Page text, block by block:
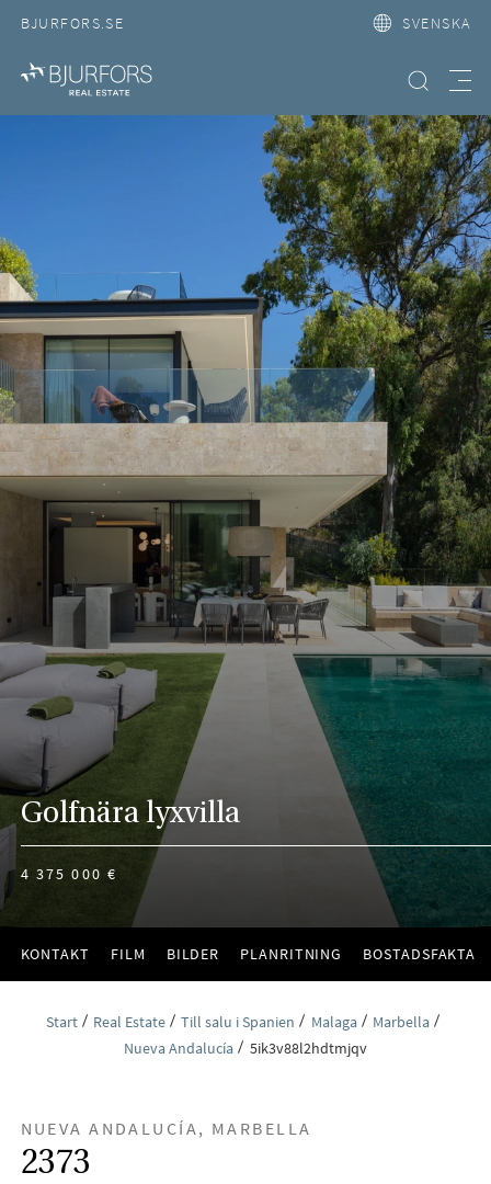
BJURFORS.SE SVENSKA
Hitta bostad
Golfnära lyxvilla
4 375 000 €
KONTAKT FILM BILDER PLANRITNING BOSTADSFAKTA
Start Real Estate Till salu i Spanien Malaga
Marbella
Nueva Andalucía
5ik3v88l2hdtmjqv
NUEVA ANDALUCÍA, MARBELLA
2373